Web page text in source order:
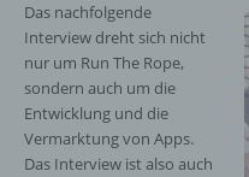
Das nachfolgende
Interview dreht sich nicht
nur um Run The Rope,
sondern auch um die
Entwicklung und die
Vermarktung von Apps.
Das Interview ist also auch